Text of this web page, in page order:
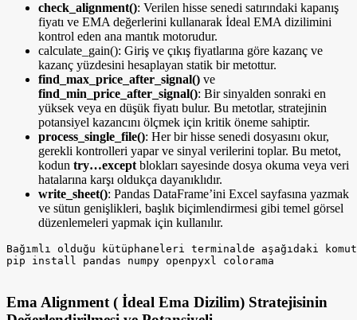
check_alignment(): Verilen hisse senedi satırındaki kapanış
fiyatı ve EMA değerlerini kullanarak İdeal EMA dizilimini
kontrol eden ana mantık motorudur.
calculate_gain(): Giriş ve çıkış fiyatlarına göre kazanç ve
kazanç yüzdesini hesaplayan statik bir metottur.
find_max_price_after_signal() ve
find_min_price_after_signal(): Bir sinyalden sonraki en
yüksek veya en düşük fiyatı bulur. Bu metotlar, stratejinin
potansiyel kazancını ölçmek için kritik öneme sahiptir.
process_single_file(): Her bir hisse senedi dosyasını okur,
gerekli kontrolleri yapar ve sinyal verilerini toplar. Bu metot,
kodun try…except blokları sayesinde dosya okuma veya veri
hatalarına karşı oldukça dayanıklıdır.
write_sheet(): Pandas DataFrame’ini Excel sayfasına yazmak
ve sütun genişlikleri, başlık biçimlendirmesi gibi temel görsel
düzenlemeleri yapmak için kullanılır.
Bağımlı olduğu kütüphaneleri terminalde aşağıdaki
pip install pandas numpy openpyxl colorama
Ema Alignment ( İdeal Ema Dizilim) Stratejisinin